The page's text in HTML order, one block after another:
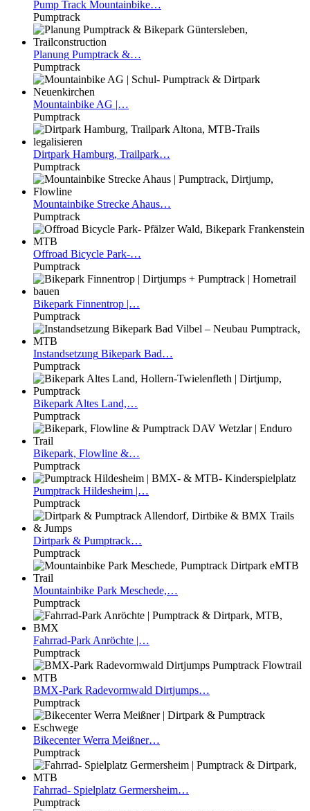
Pump Track Mountainbike…
Pumptrack
Planung Pumptrack &…
Pumptrack
Mountainbike AG |…
Pumptrack
Dirtpark Hamburg, Trailpark…
Pumptrack
Mountainbike Strecke Ahaus…
Pumptrack
Offroad Bicycle Park-…
Pumptrack
Bikepark Finnentrop |…
Pumptrack
Instandsetzung Bikepark Bad…
Pumptrack
Bikepark Altes Land,…
Pumptrack
Bikepark, Flowline &…
Pumptrack
Pumptrack Hildesheim |…
Pumptrack
Dirtpark & Pumptrack…
Pumptrack
Mountainbike Park Meschede,…
Pumptrack
Fahrrad-Park Anröchte |…
Pumptrack
BMX-Park Radevormwald Dirtjumps…
Pumptrack
BikecenterWerra Meißner…
Pumptrack
Fahrrad- Spielplatz Germersheim…
Pumptrack